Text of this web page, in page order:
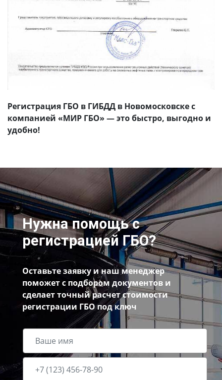
Регистрация ГБО в ГИБДД в Новомосковске с
компанией «МИР ГБО» — это быстро, выгодно и
удобно!
Нужна помощь с
регистрацией ГБО?
Оставьте заявку и наш менеджер
поможет с подбором документов и
сделает точный расчет стоимости
регистрации ГБО под ключ